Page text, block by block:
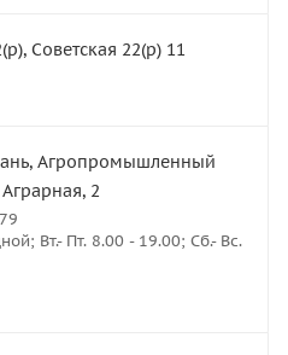
Советская 22(р) 11
Агропромышленный
2
Вт.- Пт. 8.00 - 19.00; Сб.- Вс.